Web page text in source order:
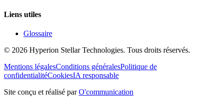
Liens utiles
Glossaire
© 2026 Hyperion Stellar Technologies. Tous droits réservés.
Mentions légalesConditions généralesPolitique de
confidentialitéCookiesIA responsable
Site conçu et réalisé par O'communication